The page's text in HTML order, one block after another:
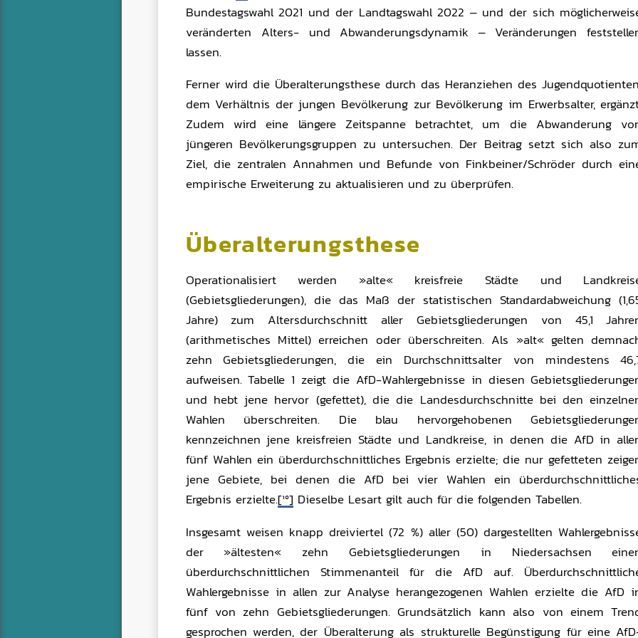
Bundestagswahl 2021 und der Landtagswahl 2022 – und der sich
veränderten Alters- und Abwanderungsdynamik – Veränderungen
lassen.
Ferner wird die Überalterungsthese durch das Heranziehen des
dem Verhältnis der jungen Bevölkerung zur Bevölkerung im Erwerbsalter,
Zudem wird eine längere Zeitspanne betrachtet, um die Abwanderung
jüngeren Bevölkerungsgruppen zu untersuchen. Der Beitrag setzt sich also
Ziel, die zentralen Annahmen und Befunde von Finkbeiner/Schröder durch
empirische Erweiterung zu aktualisieren und zu überprüfen.
Überalterungsthese
Operationalisiert werden »alte« kreisfreie Städte und
(Gebietsgliederungen), die das Maß der statistischen Standardabweichung
Jahre) zum Altersdurchschnitt aller Gebietsgliederungen von 45,1
(arithmetisches Mittel) erreichen oder überschreiten. Als »alt« gelten
zehn Gebietsgliederungen, die ein Durchschnittsalter von mindestens
aufweisen. Tabelle 1 zeigt die AfD-Wahlergebnisse in diesen
und hebt jene hervor (gefettet), die die Landesdurchschnitte bei den
Wahlen überschreiten. Die blau hervorgehobenen
kennzeichnen jene kreisfreien Städte und Landkreise, in denen die AfD in
fünf Wahlen ein überdurchschnittliches Ergebnis erzielte; die nur gefetteten
jene Gebiete, bei denen die AfD bei vier Wahlen ein
Ergebnis erzielte.[10] Dieselbe Lesart gilt auch für die folgenden Tabellen.
Insgesamt weisen knapp dreiviertel (72 %) aller (50) dargestellten
der »ältesten« zehn Gebietsgliederungen in Niedersachsen
überdurchschnittlichen Stimmenanteil für die AfD auf.
Wahlergebnisse in allen zur Analyse herangezogenen Wahlen erzielte die AfD
fünf von zehn Gebietsgliederungen. Grundsätzlich kann also von einem
gesprochen werden, der Überalterung als strukturelle Begünstigung für eine